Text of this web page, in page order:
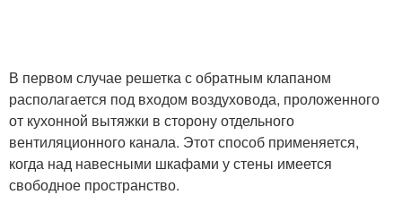
В первом случае решетка с обратным клапаном
располагается под входом воздуховода, проложенного
от кухонной вытяжки в сторону отдельного
вентиляционного канала. Этот способ применяется,
когда над навесными шкафами у стены имеется
свободное пространство.